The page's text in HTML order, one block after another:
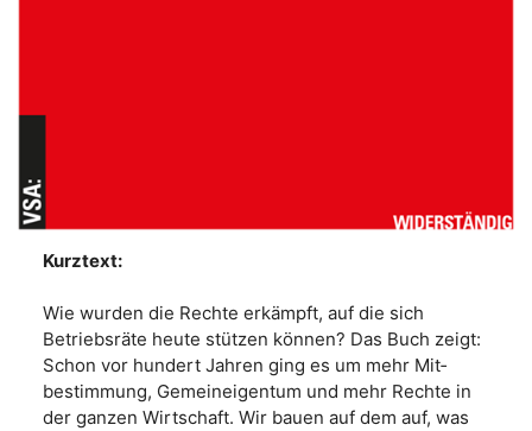
Kurztext:
Wie wurden die Rechte erkämpft, auf die sich
Betriebsräte heute stützen können? Das Buch zeigt:
Schon vor hundert Jahren ging es um mehr Mit­
bestimmung, Gemeineigentum und mehr Rechte in
der ganzen Wirtschaft. Wir bauen auf dem auf, was